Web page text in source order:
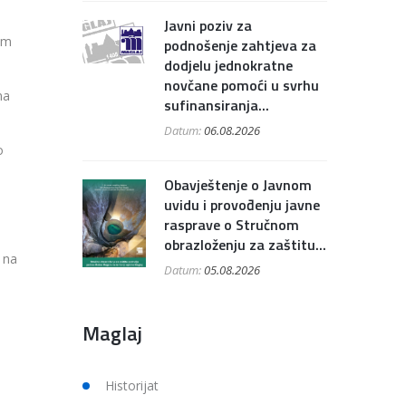
Javni poziv za
podnošenje zahtjeva za
dodjelu jednokratne
novčane pomoći u svrhu
sufinansiranja...
Datum:06.08.2026
Obavještenje o Javnom
uvidu i provođenju javne
rasprave o Stručnom
obrazloženju za zaštitu...
Datum:05.08.2026
Maglaj
Historijat